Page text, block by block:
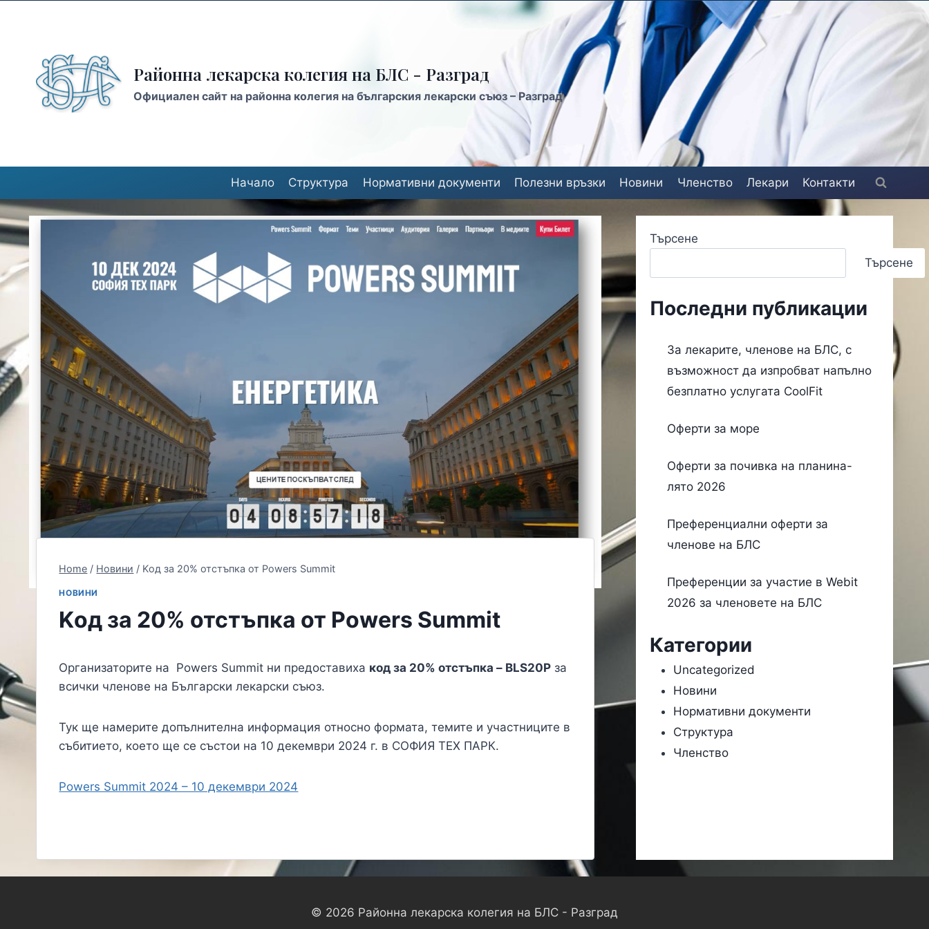
Районна лекарска колегия на БЛС - Разград
Официален сайт на районна колегия на българския лекарски съюз – Разград
Начало Структура Нормативни документи Полезни връзки Новини Членство Лекари Контакти
Home / Новини / Kод за 20% отстъпка от Powers Summit
НОВИНИ
Kод за 20% отстъпка от Powers Summit
Организаторите на Powers Summit ни предоставиха код за 20% отстъпка – BLS20P за
всички членове на Български лекарски съюз.
Тук ще намерите допълнителна информация относно формата, темите и участниците в
събитието, което ще се състои на 10 декември 2024 г. в СОФИЯ ТЕХ ПАРК.
Powers Summit 2024 – 10 декември 2024
Търсене
Търсене
Последни публикации
За лекарите, членове на БЛС, с
възможност да изпробват напълно
безплатно услугата CoolFit
Оферти за море
Оферти за почивка на планина-
лято 2026
Преференциални оферти за
членове на БЛС
Преференции за участие в Webit
2026 за членовете на БЛС
Категории
Uncategorized
Новини
Нормативни документи
Структура
Членство
© 2026 Районна лекарска колегия на БЛС - Разград